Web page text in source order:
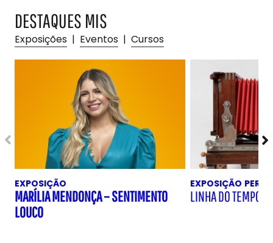
DESTAQUES MIS
Exposições | Eventos | Cursos
EXPOSIÇÃO
MARÍLIA MENDONÇA – SENTIMENTO
LOUCO
EXPOSIÇÃO
LINHA DO TEMPO